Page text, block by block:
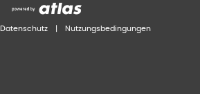
Datenschutz Nutzungsbedingungen